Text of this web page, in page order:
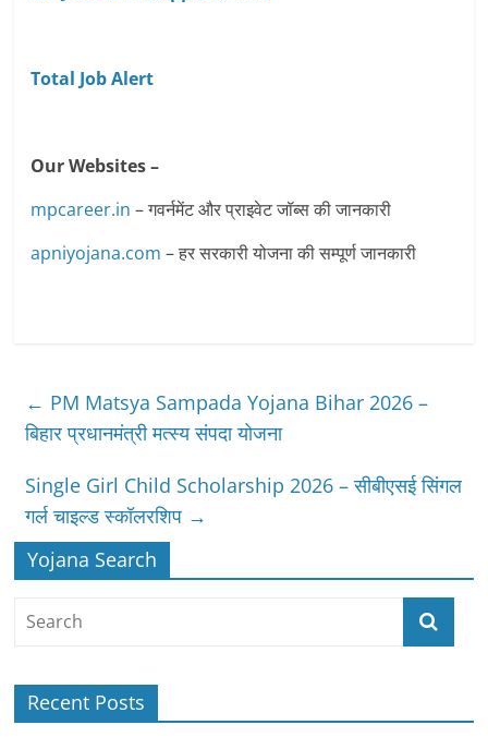
Total Job Alert
Our Websites –
mpcareer.in – गवर्नमेंट और प्राइवेट जॉब्‍स की जानकारी
apniyojana.com – हर सरकारी योजना की सम्पूर्ण जानकारी
← PM Matsya Sampada Yojana Bihar 2026 –
बिहार प्रधानमंत्री मत्स्य संपदा योजना
Single Girl Child Scholarship 2026 – सीबीएसई सिंगल
गर्ल चाइल्ड स्कॉलरशिप →
Yojana Search
Recent Posts